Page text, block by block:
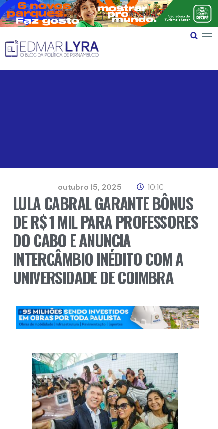
outubro 15, 2025 10:10
LULA CABRAL GARANTE BÔNUS
DE R$ 1 MIL PARA PROFESSORES
DO CABO E ANUNCIA
INTERCÂMBIO INÉDITO COM A
UNIVERSIDADE DE COIMBRA